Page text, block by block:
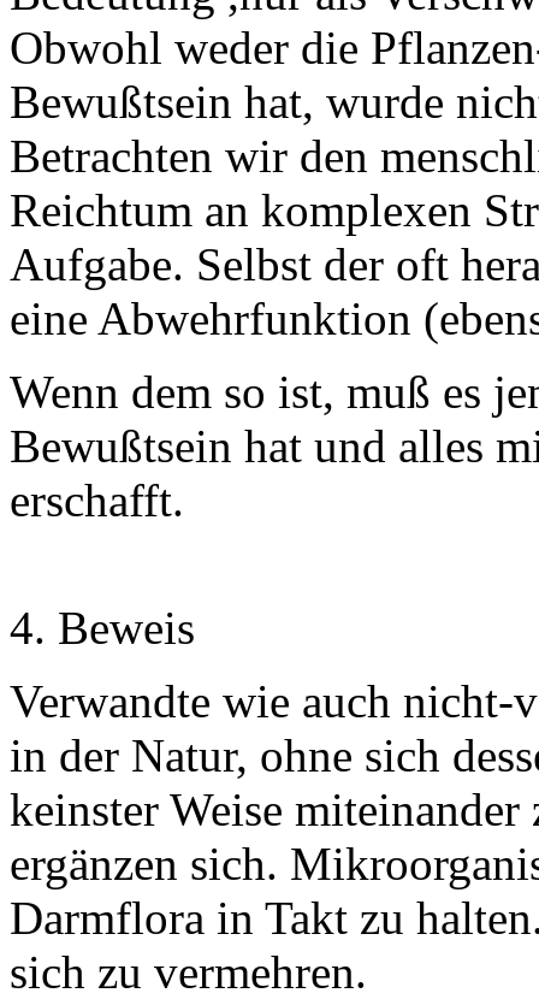
Obwohl weder die
Bewußtsein hat, wurde
Betrachten wir den
Reichtum an komplexen
Aufgabe. Selbst der oft
eine Abwehrfunktion
Wenn dem so ist, muß es
Bewußtsein hat und alles
erschafft.
4. Beweis
Verwandte wie auch nicht-
in der Natur, ohne sich
keinster Weise
ergänzen sich.
Darmflora in Takt zu
sich zu vermehren.